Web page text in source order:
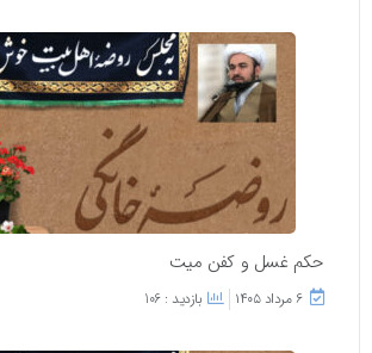
حکم غسل و کفن میت
۶ مرداد ۱۴۰۵ بازدید : 106